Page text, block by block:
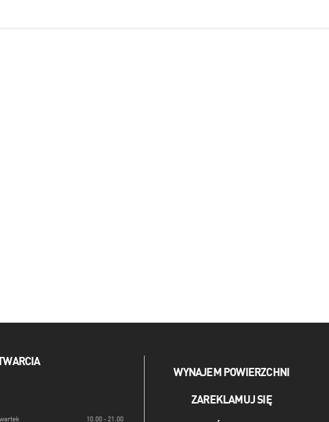
10.00 - 21.00
WYNAJEM POWIERZCHNI
ZAREKLAMUJ SIĘ